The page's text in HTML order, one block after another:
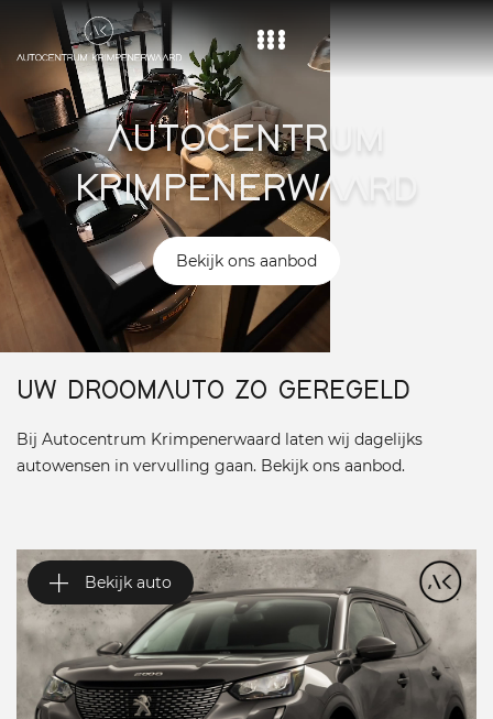
Home
Aanbod
Diensten
Over ons
Vacature
Contact
AUTOCENTRUM
KRIMPENERWAARD
Bekijk ons aanbod
UW DROOMAUTO ZO GEREGELD
Bij Autocentrum Krimpenerwaard laten wij dagelijks
autowensen in vervulling gaan. Bekijk ons aanbod.
Bekijk auto